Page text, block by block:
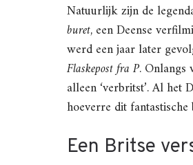
Natuurlijk zijn de
buret, een Deense
werd een jaar later
Flaskepost fra P. Onlangs
alleen ‘verbritst’. Al
hoeverre dit
Een Britse